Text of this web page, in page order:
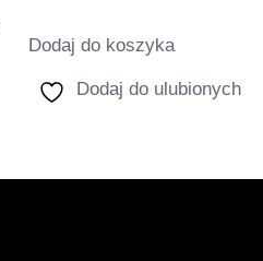
Dodaj do koszyka
Dodaj do ulubionych